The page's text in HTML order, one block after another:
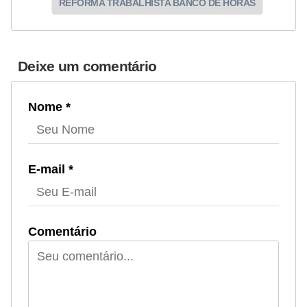
REFORMA TRABALHISTA BANCO DE HORAS
Deixe um comentário
Nome *
E-mail *
Comentário